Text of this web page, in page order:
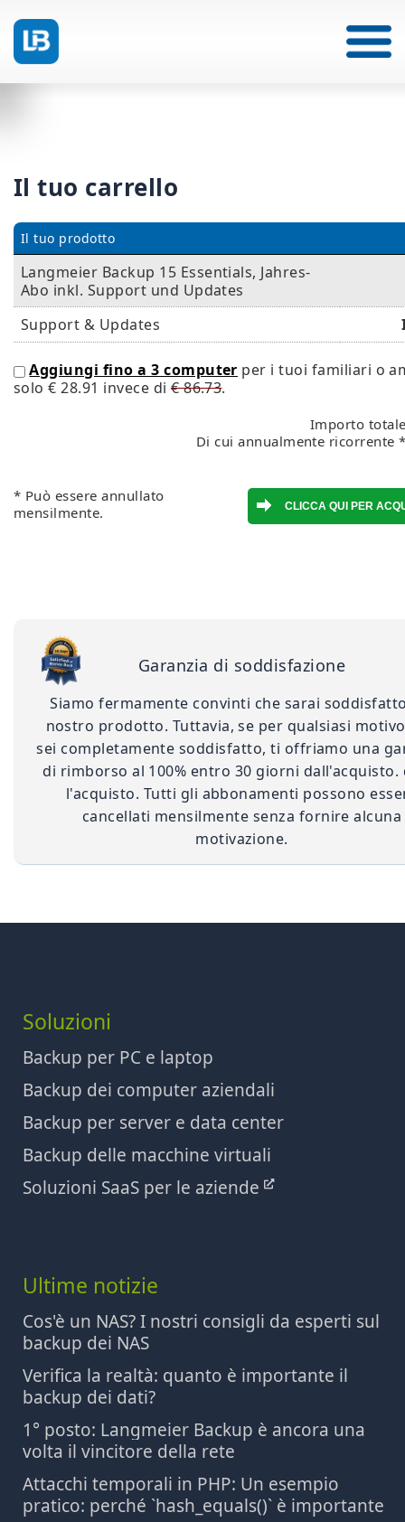
Il tuo carrello
Il tuo prodotto
Langmeier Backup 15 Essentials, Jahres-
Abo inkl. Support und Updates
Support & Updates
Aggiungi fino a 3 computer per i tuoi familiari o
solo€ 28.91 invece di€ 86.73.
Importo
Di cui annualmente ricorrente
* Può essere annullato
mensilmente.
Garanzia di soddisfazione
Siamo fermamente convinti che sarai
nostro prodotto. Tuttavia, se per qualsiasi
sei completamente soddisfatto, ti offriamo una
di rimborso al 100% entro 30 giorni dall'acquisto.
l'acquisto. Tutti gli abbonamenti possono
cancellati mensilmente senza fornire alcuna
motivazione.
Soluzioni
Backup per PC e laptop
Backup dei computer aziendali
Backup per server e data center
Backup delle macchine virtuali
Soluzioni SaaS per le aziende
Ultime notizie
Cos'è un NAS? I nostri consigli da esperti sul
backup dei NAS
Verifica la realtà: quanto è importante il
backup dei dati?
1° posto: Langmeier Backup è ancora una
volta il vincitore della rete
Attacchi temporali in PHP: Un esempio
pratico: perché `hash_equals()` è importante